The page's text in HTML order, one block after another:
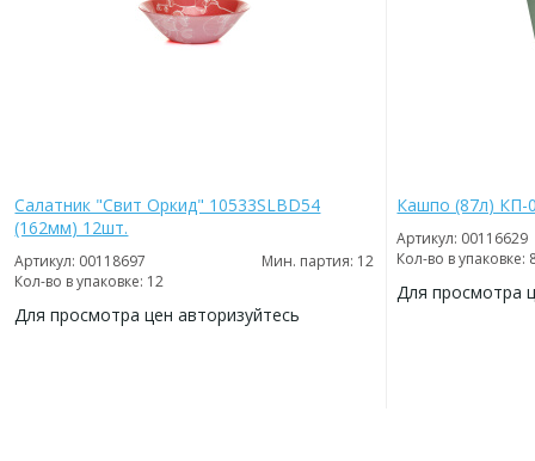
Салатник "Свит Оркид" 10533SLBD54
(162мм) 12шт.
Артикул: 00118697
Мин. партия: 12
Кол-во в упаковке: 12
Для просмотра цен авторизуйтесь
Кашпо (87л) КП-
Артикул: 00116629
Кол-во в упаковке:
Для просмотра